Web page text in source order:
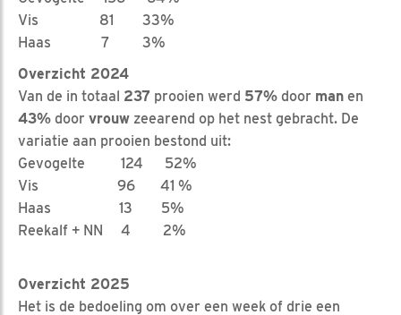
Vis 81 33%
Haas 7 3%
Overzicht 2024
Van de in totaal 237 prooien werd 57% door man en
43% door vrouw zeearend op het nest gebracht. De
variatie aan prooien bestond uit:
Gevogelte 124 52%
Vis 96 41 %
Haas 13 5%
Reekalf + NN 4 2%
Overzicht 2025
Het is de bedoeling om over een week of drie een